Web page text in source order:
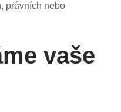
právních nebo
vaše